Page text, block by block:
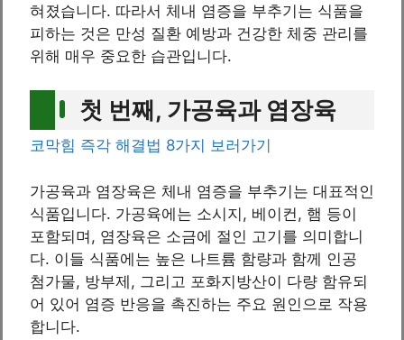
혀졌습니다. 따라서 체내 염증을 부추기는 식품을
피하는 것은 만성 질환 예방과 건강한 체중 관리를
위해 매우 중요한 습관입니다.
첫 번째, 가공육과 염장육
코막힘 즉각 해결법 8가지 보러가기
가공육과 염장육은 체내 염증을 부추기는 대표적인
식품입니다. 가공육에는 소시지, 베이컨, 햄 등이
포함되며, 염장육은 소금에 절인 고기를 의미합니
다. 이들 식품에는 높은 나트륨 함량과 함께 인공
첨가물, 방부제, 그리고 포화지방산이 다량 함유되
어 있어 염증 반응을 촉진하는 주요 원인으로 작용
합니다.